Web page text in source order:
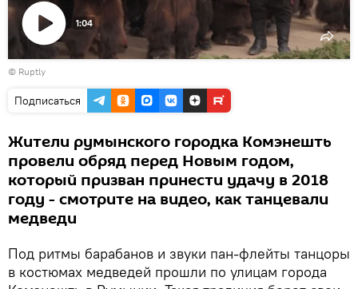
Воспроизвести
видео
1:04
© Ruptly
Подписаться
Жители румынского городка Комэнешть
провели обряд перед Новым годом,
который призван принести удачу в 2018
году - смотрите на видео, как танцевали
медведи
Под ритмы барабанов и звуки пан-флейты танцоры
в костюмах медведей прошли по улицам города